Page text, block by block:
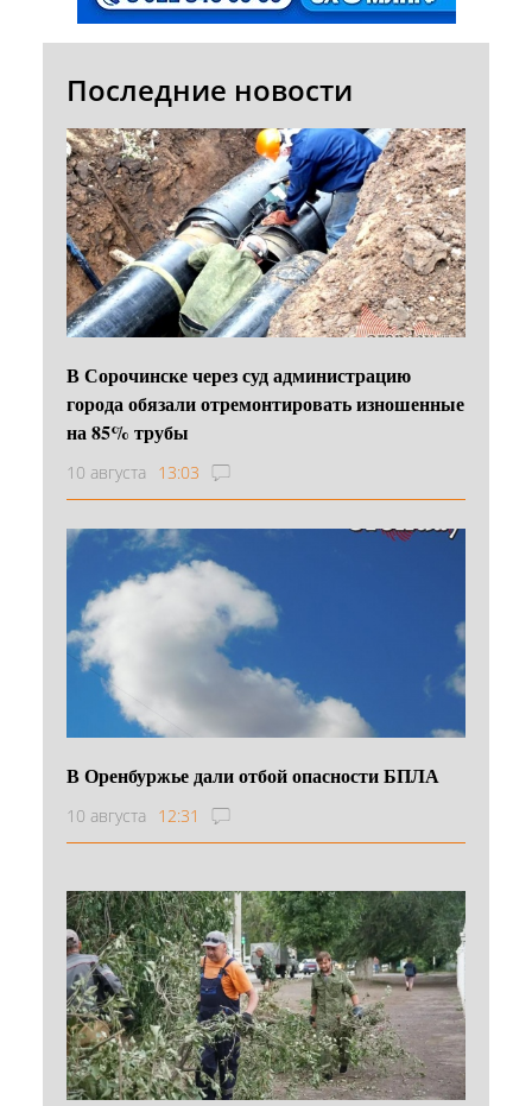
Последние новости
В Сорочинске через суд администрацию
города обязали отремонтировать изношенные
на 85% трубы
10 августа 13:03
В Оренбуржье дали отбой опасности БПЛА
10 августа 12:31